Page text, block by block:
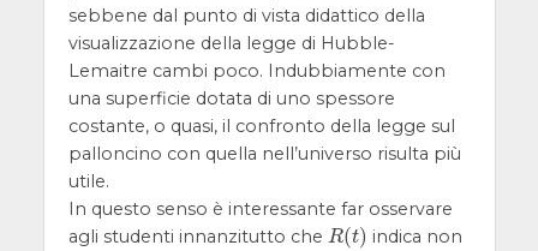
sebbene dal punto di vista didattico della
visualizzazione della legge di Hubble-
Lemaitre cambi poco. Indubbiamente con
una superficie dotata di uno spessore
costante, o quasi, il confronto della legge sul
palloncino con quella nell’universo risulta più
utile.
In questo senso è interessante far osservare
agli studenti innanzitutto che R(t)
R(t)
indica non